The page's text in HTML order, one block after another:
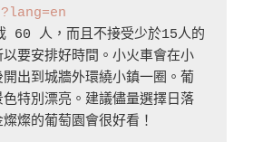
60 人，而且不接受少於15人的
要安排好時間。小火車會在小
出到城牆外環繞小鎮一圈。葡
特別漂亮。建議儘量選擇日落
燦的葡萄園會很好看！